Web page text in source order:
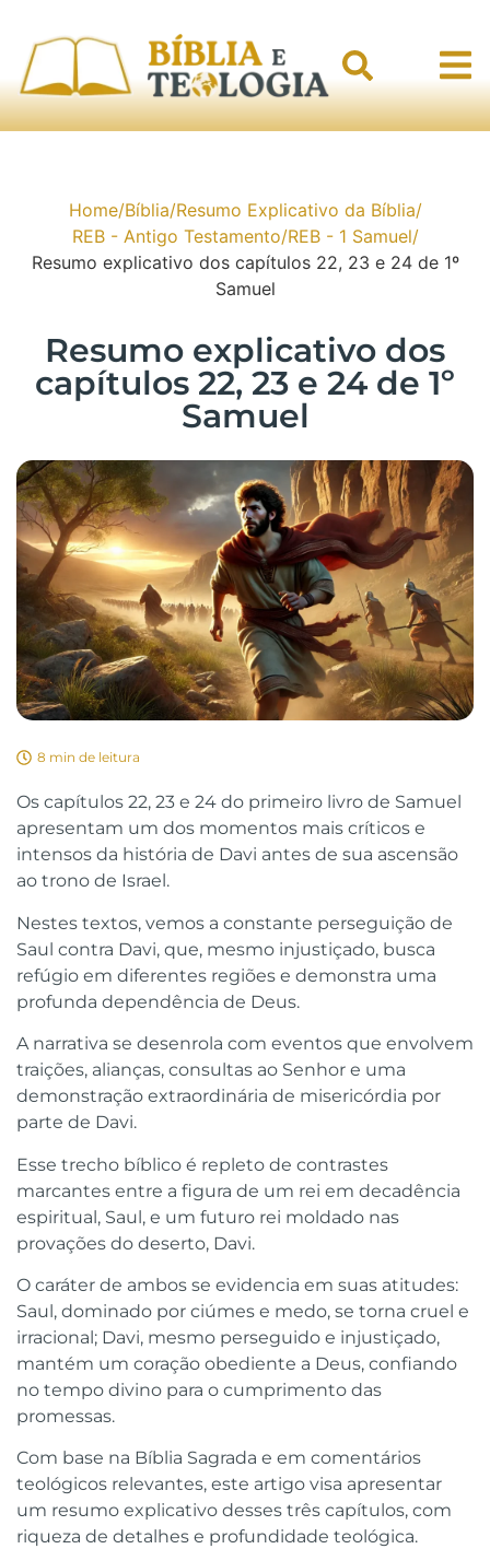
Home/Bíblia/Resumo Explicativo da Bíblia/
REB - Antigo Testamento/REB - 1 Samuel/
Resumo explicativo dos capítulos 22, 23 e 24 de 1º
Samuel
Resumo explicativo dos
capítulos 22, 23 e 24 de 1º
Samuel
8 min de leitura
Os capítulos 22, 23 e 24 do primeiro livro de Samuel
apresentam um dos momentos mais críticos e
intensos da história de Davi antes de sua ascensão
ao trono de Israel.
Nestes textos, vemos a constante perseguição de
Saul contra Davi, que, mesmo injustiçado, busca
refúgio em diferentes regiões e demonstra uma
profunda dependência de Deus.
A narrativa se desenrola com eventos que envolvem
traições, alianças, consultas ao Senhor e uma
demonstração extraordinária de misericórdia por
parte de Davi.
Esse trecho bíblico é repleto de contrastes
marcantes entre a figura de um rei em decadência
espiritual, Saul, e um futuro rei moldado nas
provações do deserto, Davi.
O caráter de ambos se evidencia em suas atitudes:
Saul, dominado por ciúmes e medo, se torna cruel e
irracional; Davi, mesmo perseguido e injustiçado,
mantém um coração obediente a Deus, confiando
no tempo divino para o cumprimento das
promessas.
Com base na Bíblia Sagrada e em comentários
teológicos relevantes, este artigo visa apresentar
um resumo explicativo desses três capítulos, com
riqueza de detalhes e profundidade teológica.